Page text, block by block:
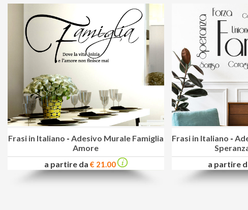
Frasi in Italiano - Adesivo Murale Famiglia
Amore
a partire da € 21.00
Frasi in Italiano -
a partire